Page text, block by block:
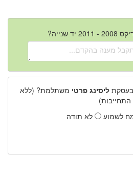
בעסקת ליסינג פרטי משתלמת? (ללא
התחייבות)
לשמוע
לא תודה